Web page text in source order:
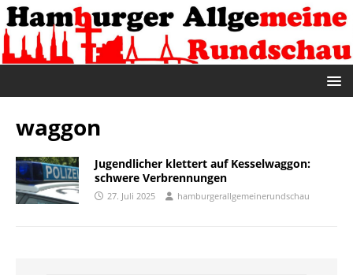
waggon
Jugendlicher klettert auf Kesselwaggon:
schwere Verbrennungen
27. Juli 2025 hamburgerallgemeinerundschau